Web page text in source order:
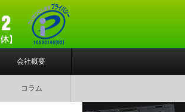
会社概要
コラム